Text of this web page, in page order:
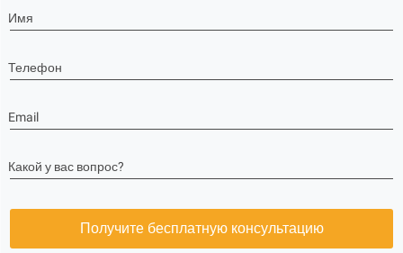
Имя
Телефон
Email
Какой у вас вопрос?
Получите бесплатную консультацию